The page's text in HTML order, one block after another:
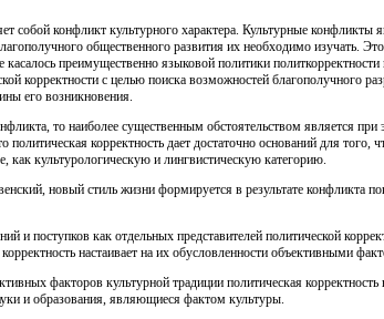
собой конфликт культурного характера. Культурные
общественного развития их необходимо изучать.
преимущественно языковой политики
корректности с целью поиска возможностей благополучного
его возникновения.
то наиболее существенным обстоятельством является
корректность дает достаточно оснований для того,
как культурологическую и лингвистическую категорию.
новый стиль жизни формируется в результате конфликта
поступков как отдельных представителей политической
настаивает на их обусловленности объективными
факторов культурной традиции политическая
и образования, являющиеся фактом культуры.